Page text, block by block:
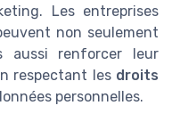
Les entreprises
non seulement
aussi renforcer leur
respectant les droits
personnelles.